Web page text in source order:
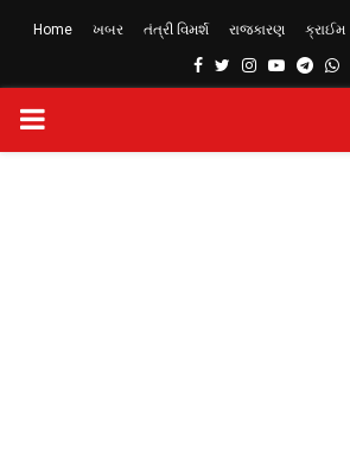
Home ખબર તંત્રી વિમર્શ રાજકારણ ક્રાઈમ
Facebook
TwitterInstagram
Youtube
PRIMARY